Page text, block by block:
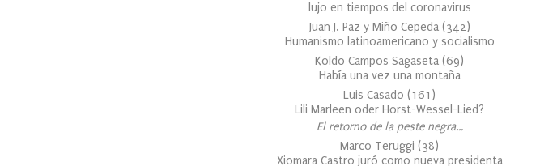
lujo en tiempos del coronavirus
Juan J. Paz y Miño Cepeda (342)
Humanismo latinoamericano y socialismo
Koldo Campos Sagaseta (69)
Había una vez una montaña
Luis Casado (161 )
Lili Marleen oder Horst-Wessel-Lied?
El retorno de la peste negra…
Marco Teruggi (38)
Xiomara Castro juró como nueva presidenta